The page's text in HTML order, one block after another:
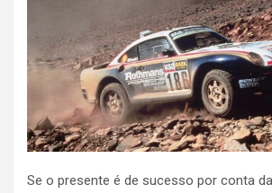
Se o presente é de sucesso por conta